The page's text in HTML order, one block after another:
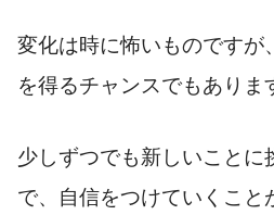
変化は時に怖いものですが
を得るチャンスでもありま
少しずつでも新しいことに
で、自信をつけていくこと